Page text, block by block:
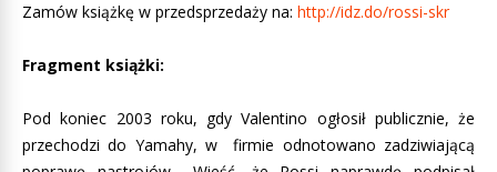
Zamów książkę w przedsprzedaży na: http://idz.do/rossi-skr
Fragment książki:
Pod koniec 2003 roku, gdy Valentino ogłosił publicznie, że
przechodzi do Yamahy, w firmie odnotowano zadziwiającą